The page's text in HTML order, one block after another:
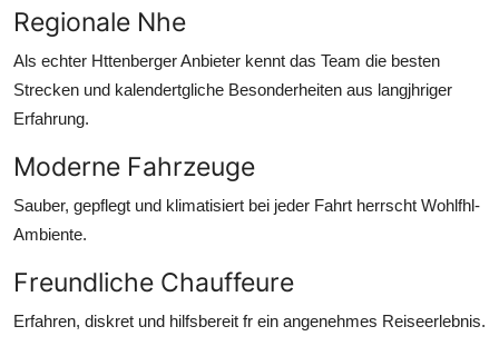
Regionale Nhe
Als echter Httenberger Anbieter kennt das Team die besten
Strecken und kalendertgliche Besonderheiten aus langjhriger
Erfahrung.
Moderne Fahrzeuge
Sauber, gepflegt und klimatisiert bei jeder Fahrt herrscht Wohlfhl-
Ambiente.
Freundliche Chauffeure
Erfahren, diskret und hilfsbereit fr ein angenehmes Reiseerlebnis.